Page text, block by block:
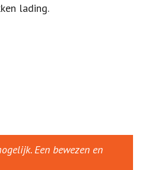
lading.
Een bewezen en